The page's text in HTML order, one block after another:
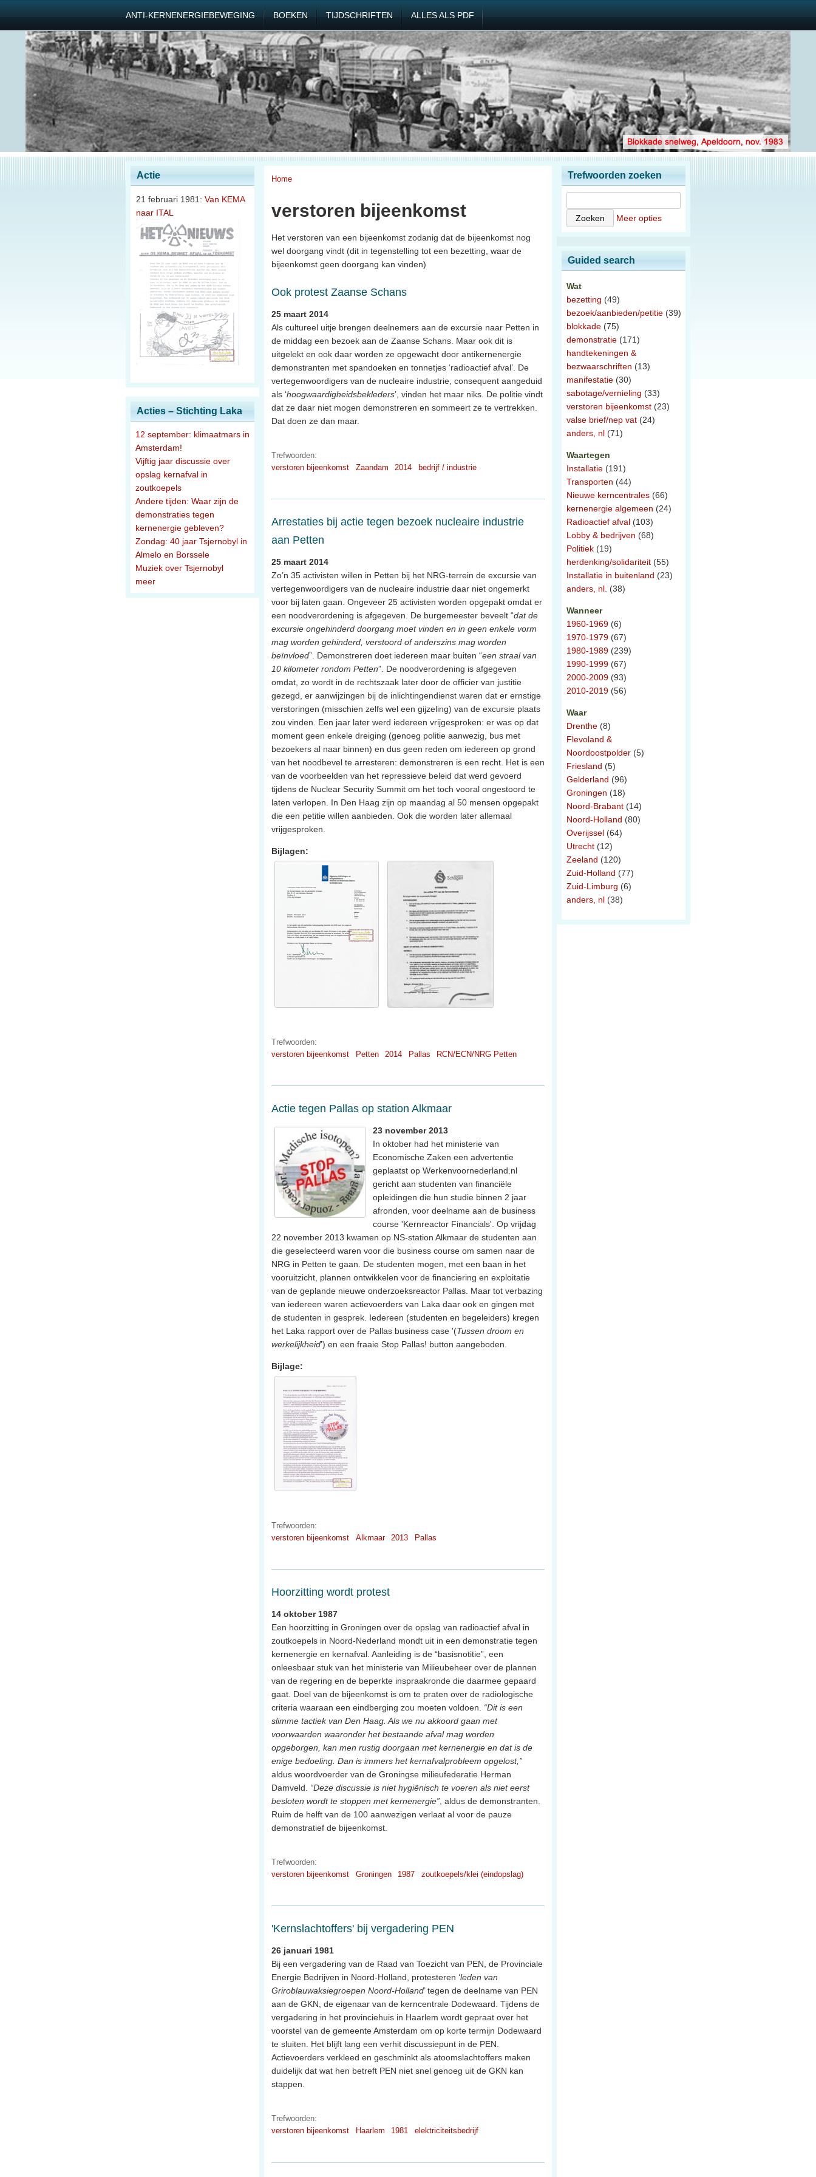
ANTI-KERNENERGIEBEWEGING BOEKEN TIJDSCHRIFTEN ALLES ALS PDF
Actie
21 februari 1981: Van KEMA
naar ITAL
Acties – Stichting Laka
12 september: klimaatmars in
Amsterdam!
Vijftig jaar discussie over
opslag kernafval in
zoutkoepels
Andere tijden: Waar zijn de
demonstraties tegen
kernenergie gebleven?
Zondag: 40 jaar Tsjernobyl in
Almelo en Borssele
Muziek over Tsjernobyl
meer
Home
verstoren bijeenkomst
Het verstoren van een bijeenkomst zodanig dat de bijeenkomst nog
wel doorgang vindt (dit in tegenstelling tot een bezetting, waar de
bijeenkomst geen doorgang kan vinden)
Ook protest Zaanse Schans
25 maart 2014
Als cultureel uitje brengen deelnemers aan de excursie naar Petten in
de middag een bezoek aan de Zaanse Schans. Maar ook dit is
uitgelekt en ook daar worden ze opgewacht door antikernenergie
demonstranten met spandoeken en tonnetjes ‘radioactief afval’. De
vertegenwoordigers van de nucleaire industrie, consequent aangeduid
als ‘hoogwaardigheidsbekleders’, vinden het maar niks. De politie vindt
dat ze daar niet mogen demonstreren en sommeert ze te vertrekken.
Dat doen ze dan maar.
Trefwoorden:
verstoren bijeenkomst
Zaandam 2014 bedrijf / industrie
Arrestaties bij actie tegen bezoek nucleaire industrie
aan Petten
25 maart 2014
Zo’n 35 activisten willen in Petten bij het NRG-terrein de excursie van
vertegenwoordigers van de nucleaire industrie daar niet ongemerkt
voor bij laten gaan. Ongeveer 25 activisten worden opgepakt omdat er
een noodverordening is afgegeven. De burgemeester beveelt “dat de
excursie ongehinderd doorgang moet vinden en in geen enkele vorm
mag worden gehinderd, verstoord of anderszins mag worden
beïnvloed”. Demonstreren doet iedereen maar buiten “een straal van
10 kilometer rondom Petten”. De noodverordening is afgegeven
omdat, zo wordt in de rechtszaak later door de officier van justitie
gezegd, er aanwijzingen bij de inlichtingendienst waren dat er ernstige
verstoringen (misschien zelfs wel een gijzeling) van de excursie plaats
zou vinden. Een jaar later werd iedereen vrijgesproken: er was op dat
moment geen enkele dreiging (genoeg politie aanwezig, bus met
bezoekers al naar binnen) en dus geen reden om iedereen op grond
van het noodbevel te arresteren: demonstreren is een recht. Het is een
van de voorbeelden van het repressieve beleid dat werd gevoerd
tijdens de Nuclear Security Summit om het toch vooral ongestoord te
laten verlopen. In Den Haag zijn op maandag al 50 mensen opgepakt
die een petitie willen aanbieden. Ook die worden later allemaal
vrijgesproken.
Bijlagen:
Trefwoorden:
verstoren bijeenkomst
Petten 2014 Pallas RCN/ECN/NRG Petten
Actie tegen Pallas op station Alkmaar
23 november 2013
In oktober had het ministerie van
Economische Zaken een advertentie
geplaatst op Werkenvoornederland.nl
gericht aan studenten van financiële
opleidingen die hun studie binnen 2 jaar
afronden, voor deelname aan de business
course 'Kernreactor Financials'. Op vrijdag
22 november 2013 kwamen op NS-station Alkmaar de studenten aan
die geselecteerd waren voor die business course om samen naar de
NRG in Petten te gaan. De studenten mogen, met een baan in het
vooruitzicht, plannen ontwikkelen voor de financiering en exploitatie
van de geplande nieuwe onderzoeksreactor Pallas. Maar tot verbazing
van iedereen waren actievoerders van Laka daar ook en gingen met
de studenten in gesprek. Iedereen (studenten en begeleiders) kregen
het Laka rapport over de Pallas business case '(Tussen droom en
werkelijkheid') en een fraaie Stop Pallas! button aangeboden.
Bijlage:
Trefwoorden:
verstoren bijeenkomst
Alkmaar 2013 Pallas
Hoorzitting wordt protest
14 oktober 1987
Een hoorzitting in Groningen over de opslag van radioactief afval in
zoutkoepels in Noord-Nederland mondt uit in een demonstratie tegen
kernenergie en kernafval. Aanleiding is de “basisnotitie”, een
onleesbaar stuk van het ministerie van Milieubeheer over de plannen
van de regering en de beperkte inspraakronde die daarmee gepaard
gaat. Doel van de bijeenkomst is om te praten over de radiologische
criteria waaraan een eindberging zou moeten voldoen. “Dit is een
slimme tactiek van Den Haag. Als we nu akkoord gaan met
voorwaarden waaronder het bestaande afval mag worden
opgeborgen, kan men rustig doorgaan met kernenergie en dat is de
enige bedoeling. Dan is immers het kernafvalprobleem opgelost,”
aldus woordvoerder van de Groningse milieufederatie Herman
Damveld. “Deze discussie is niet hygiënisch te voeren als niet eerst
besloten wordt te stoppen met kernenergie” , aldus de demonstranten.
Ruim de helft van de 100 aanwezigen verlaat al voor de pauze
demonstratief de bijeenkomst.
Trefwoorden:
verstoren bijeenkomst
Groningen 1987 zoutkoepels/klei (eindopslag)
'Kernslachtoffers' bij vergadering PEN
26 januari 1981
Bij een vergadering van de Raad van Toezicht van PEN, de Provinciale
Energie Bedrijven in Noord-Holland, protesteren ‘leden van
Griroblauwaksiegroepen Noord-Holland’ tegen de deelname van PEN
aan de GKN, de eigenaar van de kerncentrale Dodewaard. Tijdens de
vergadering in het provinciehuis in Haarlem wordt gepraat over het
voorstel van de gemeente Amsterdam om op korte termijn Dodewaard
te sluiten. Het blijft lang een verhit discussiepunt in de PEN.
Actievoerders verkleed en geschminkt als atoomslachtoffers maken
duidelijk dat wat hen betreft PEN niet snel genoeg uit de GKN kan
stappen.
Trefwoorden:
verstoren bijeenkomst
Haarlem 1981 elektriciteitsbedrijf
Trefwoorden zoeken
Meer opties
Guided search
Wat
bezetting (49)
bezoek/aanbieden/petitie (39)
blokkade (75)
demonstratie (171)
handtekeningen &
bezwaarschriften (13)
manifestatie (30)
sabotage/vernieling (33)
verstoren bijeenkomst (23)
valse brief/nep vat (24)
anders, nl (71)
Waartegen
Installatie (191)
Transporten (44)
Nieuwe kerncentrales (66)
kernenergie algemeen (24)
Radioactief afval (103)
Lobby & bedrijven (68)
Politiek (19)
herdenking/solidariteit (55)
Installatie in buitenland (23)
anders, nl. (38)
Wanneer
1960-1969 (6)
1970-1979 (67)
1980-1989 (239)
1990-1999 (67)
2000-2009 (93)
2010-2019 (56)
Waar
Drenthe (8)
Flevoland &
Noordoostpolder (5)
Friesland (5)
Gelderland (96)
Groningen (18)
Noord-Brabant (14)
Noord-Holland (80)
Overijssel (64)
Utrecht (12)
Zeeland (120)
Zuid-Holland (77)
Zuid-Limburg (6)
anders, nl (38)